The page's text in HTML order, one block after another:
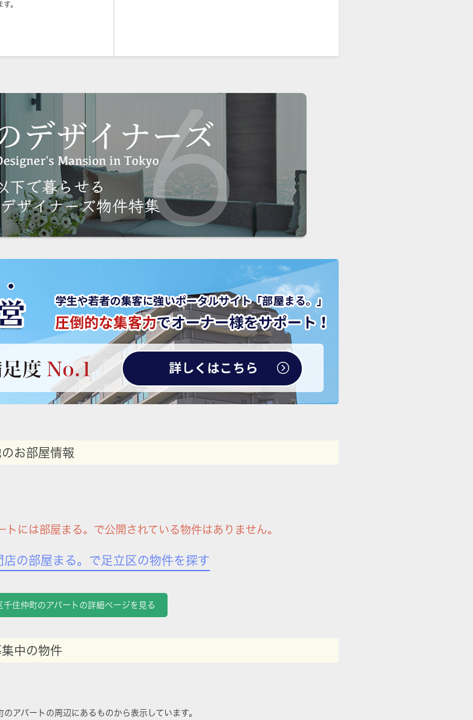
。
お部屋情報
トには部屋まる。で公開されている物件はありません。
の部屋まる。で足立区の物件を探す
千住仲町のアパートの詳細ページを見る
中の物件
アパートの周辺にあるものから表示しています。